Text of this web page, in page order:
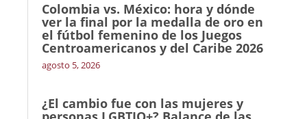
Colombia vs. México: hora y dónde
ver la final por la medalla de oro en
el fútbol femenino de los Juegos
Centroamericanos y del Caribe 2026
agosto 5, 2026
¿El cambio fue con las mujeres y